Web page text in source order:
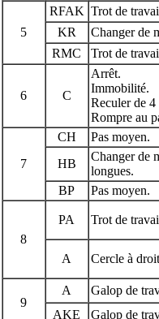
5
RFAK Trot de
KR
Changer de
RMC
Trot de
6 C
Arrêt.
Immobilité.
Reculer de 4
Rompre au
7
CH
Pas moyen.
HB
Changer de
longues.
BP
Pas moyen.
8
PA Trot de
A Cercle à
9
A
Galop de
AKE
Galop de